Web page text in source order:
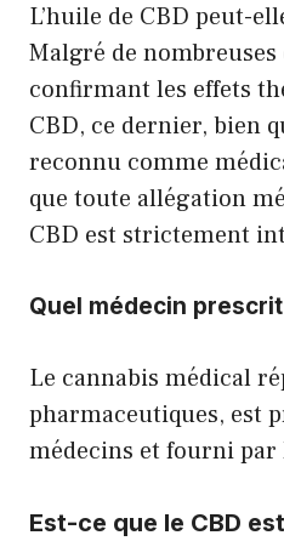
L’huile de CBD peut-
Malgré de
confirmant les effets
CBD, ce dernier, bien
reconnu comme
que toute allégation
CBD est strictement
Quel médecin prescrit
Le cannabis médical
pharmaceutiques, est
médecins et fourni par
Est-ce que le CBD